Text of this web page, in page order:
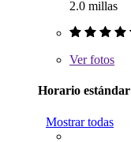
2.0 millas
Verfotos
Horario estándar
Mostrar todas